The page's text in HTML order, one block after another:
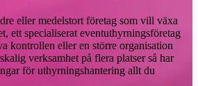
eller medelstort företag som vill växa
ett specialiserat eventuthyrningsföretag
kontrollen eller en större organisation
verksamhet på flera platser så har
för uthyrningshantering allt du